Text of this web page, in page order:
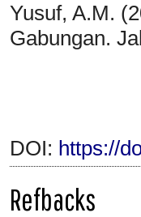
Yusuf, A.M.
Gabungan.
DOI: https://
Refbacks